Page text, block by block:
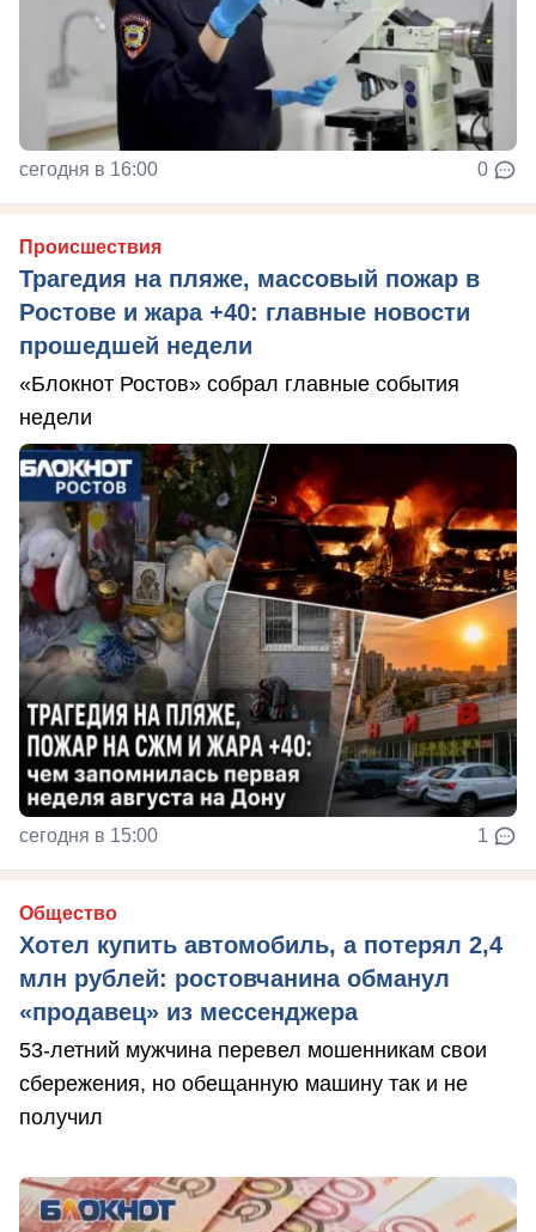
сегодня в 16:00 0
Происшествия
Трагедия на пляже, массовый пожар в
Ростове и жара +40: главные новости
прошедшей недели
«Блокнот Ростов» собрал главные события
недели
сегодня в 15:00 1
Общество
Хотел купить автомобиль, а потерял 2,4
млн рублей: ростовчанина обманул
«продавец» из мессенджера
53-летний мужчина перевел мошенникам свои
сбережения, но обещанную машину так и не
получил